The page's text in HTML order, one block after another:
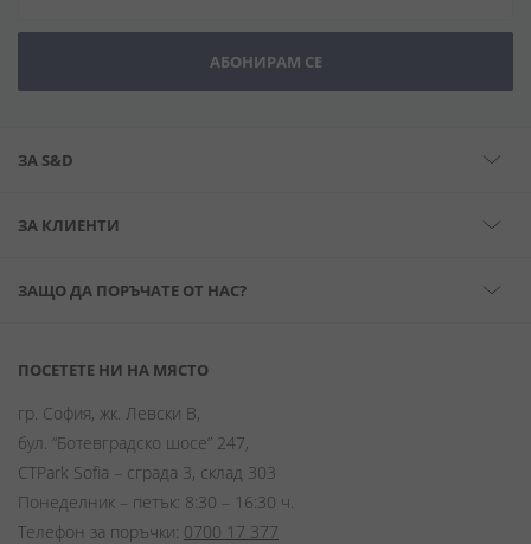
АБОНИРАМ СЕ
ЗА S&D
ЗА КЛИЕНТИ
ЗАЩО ДА ПОРЪЧАТЕ ОТ НАС?
ПОСЕТЕТЕ НИ НА МЯСТО
гр. София, жк. Левски В,
бул. “Ботевградско шосе” 247,
CTPark Sofia – сграда 3, склад 303
Понеделник – петък: 8:30 – 16:30 ч.
Телефон за поръчки: 0700 17 377